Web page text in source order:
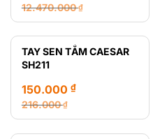
12.470.000₫
Giá
gốc
là:
12.470.000 ₫.
Giá
hiện
tại
là:
TAY SEN TẮM CAESAR
SH211
216.000₫
Giá
gốc
150.000 ₫
Giá
hiện